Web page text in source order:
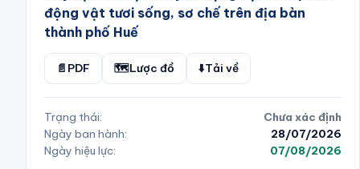
động vật tươi sống, sơ chế trên địa bàn
thành phố Huế
📄 PDF 🗺️Lược đồ ⬇️Tải về
Trạng thái:
Chưa xác định
Ngày ban hành:
28/07/2026
Ngày hiệu lực:
07/08/2026